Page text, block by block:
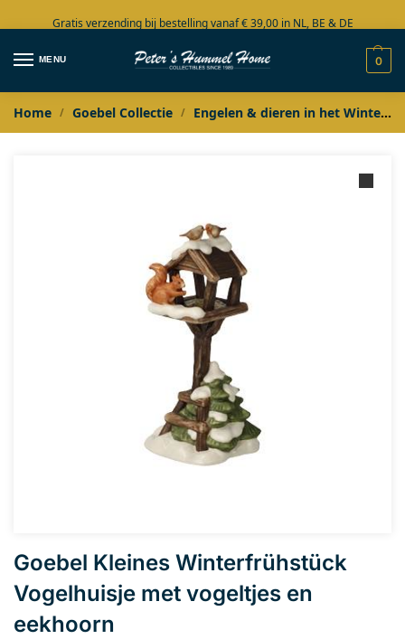
Gratis verzending bij bestelling vanaf € 39,00 in NL, BE & DE
Grote collectie in voorraad
MENU 0
Home / Goebel Collectie / Engelen & dieren in het Winterbos
Goebel Kleines Winterfrühstück
Vogelhuisje met vogeltjes en
eekhoorn